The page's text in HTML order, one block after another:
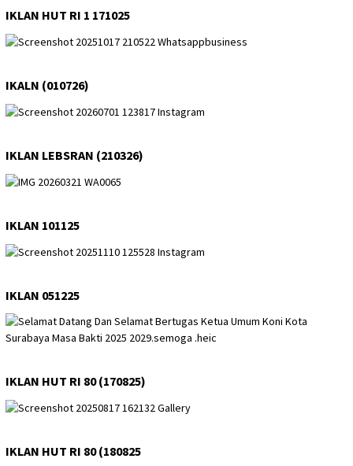
IKLAN HUT RI 1 171025
IKALN (010726)
IKLAN LEBSRAN (210326)
IKLAN 101125
IKLAN 051225
IKLAN HUT RI 80 (170825)
IKLAN HUT RI 80 (180825